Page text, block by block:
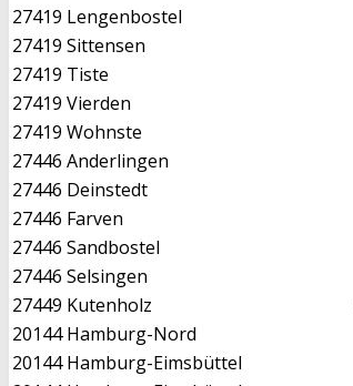
27419 Lengenbostel
27419 Sittensen
27419 Tiste
27419 Vierden
27419 Wohnste
27446 Anderlingen
27446 Deinstedt
27446 Farven
27446 Sandbostel
27446 Selsingen
27449 Kutenholz
20144 Hamburg-Nord
20144 Hamburg-Eimsbüttel